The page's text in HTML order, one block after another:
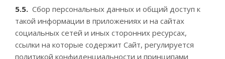
5.5. Сбор персональных данных и общий доступ к
такой информации в приложениях и на сайтах
социальных сетей и иных сторонних ресурсах,
ссылки на которые содержит Сайт, регулируется
политикой конфиденциальности и принципами